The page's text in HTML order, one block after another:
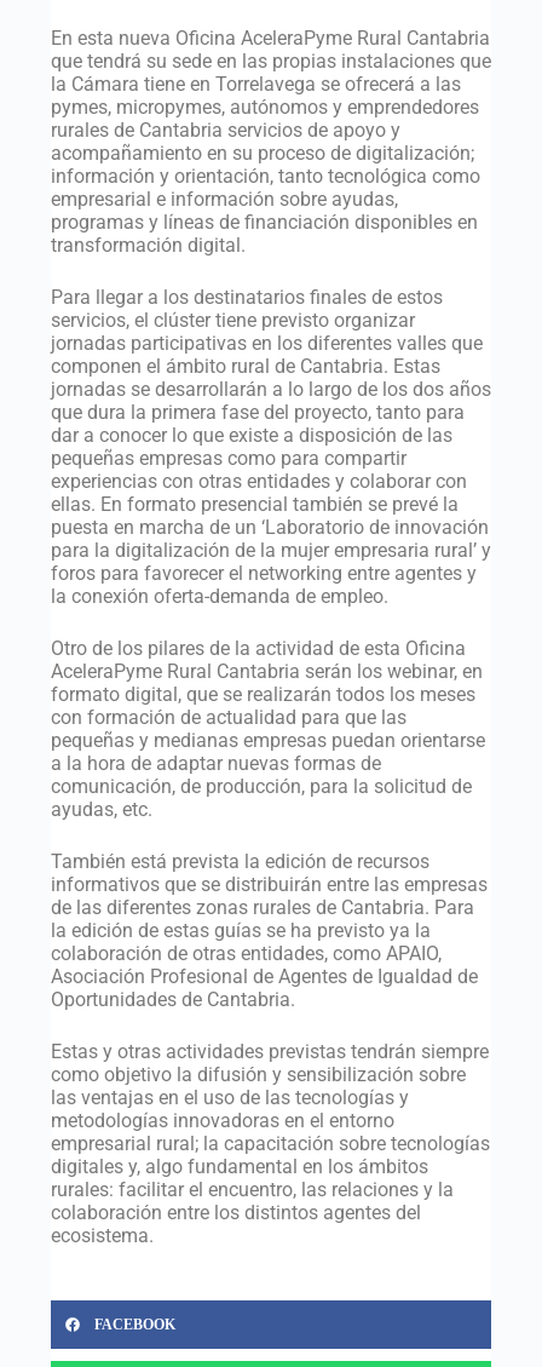
En esta nueva Oficina AceleraPyme Rural Cantabria
que tendrá su sede en las propias instalaciones que
la Cámara tiene en Torrelavega se ofrecerá a las
pymes, micropymes, autónomos y emprendedores
rurales de Cantabria servicios de apoyo y
acompañamiento en su proceso de digitalización;
información y orientación, tanto tecnológica como
empresarial e información sobre ayudas,
programas y líneas de financiación disponibles en
transformación digital.
Para llegar a los destinatarios finales de estos
servicios, el clúster tiene previsto organizar
jornadas participativas en los diferentes valles que
componen el ámbito rural de Cantabria. Estas
jornadas se desarrollarán a lo largo de los dos años
que dura la primera fase del proyecto, tanto para
dar a conocer lo que existe a disposición de las
pequeñas empresas como para compartir
experiencias con otras entidades y colaborar con
ellas. En formato presencial también se prevé la
puesta en marcha de un ‘Laboratorio de innovación
para la digitalización de la mujer empresaria rural’ y
foros para favorecer el networking entre agentes y
la conexión oferta-demanda de empleo.
Otro de los pilares de la actividad de esta Oficina
AceleraPyme Rural Cantabria serán los webinar, en
formato digital, que se realizarán todos los meses
con formación de actualidad para que las
pequeñas y medianas empresas puedan orientarse
a la hora de adaptar nuevas formas de
comunicación, de producción, para la solicitud de
ayudas, etc.
También está prevista la edición de recursos
informativos que se distribuirán entre las empresas
de las diferentes zonas rurales de Cantabria. Para
la edición de estas guías se ha previsto ya la
colaboración de otras entidades, como APAIO,
Asociación Profesional de Agentes de Igualdad de
Oportunidades de Cantabria.
Estas y otras actividades previstas tendrán siempre
como objetivo la difusión y sensibilización sobre
las ventajas en el uso de las tecnologías y
metodologías innovadoras en el entorno
empresarial rural; la capacitación sobre tecnologías
digitales y, algo fundamental en los ámbitos
rurales: facilitar el encuentro, las relaciones y la
colaboración entre los distintos agentes del
ecosistema.
FACEBOOK